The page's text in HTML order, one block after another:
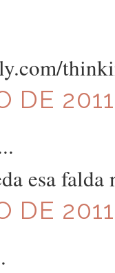
DE
esa falda
DE